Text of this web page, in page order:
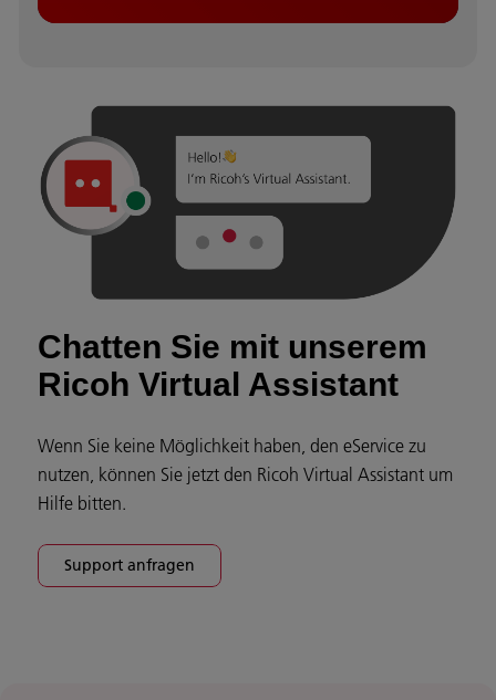
Chatten Sie mit unserem
Ricoh Virtual Assistant
Wenn Sie keine Möglichkeit haben, den eService zu
nutzen, können Sie jetzt den Ricoh Virtual Assistant um
Hilfe bitten.
Support anfragen